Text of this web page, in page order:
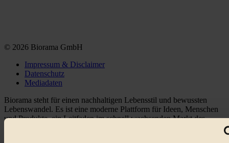
© 2026 Biorama GmbH
Impressum & Disclaimer
Datenschutz
Mediadaten
Biorama steht für einen nachhaltigen Lebensstil und bewussten
Lebenswandel. Es ist eine moderne Plattform für Ideen, Menschen
und Produkte, ein Leitfaden im schnell wachsenden Markt des